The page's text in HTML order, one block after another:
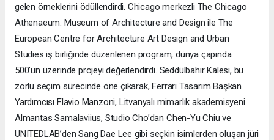
gelen örneklerini ödüllendirdi. Chicago merkezli The Chicago
Athenaeum: Museum of Architecture and Design ile The
European Centre for Architecture Art Design and Urban
Studies iş birliğinde düzenlenen program, dünya çapında
500’ün üzerinde projeyi değerlendirdi. Seddülbahir Kalesi, bu
zorlu seçim sürecinde öne çıkarak, Ferrari Tasarım Başkan
Yardımcısı Flavio Manzoni, Litvanyalı mimarlık akademisyeni
Almantas Samalaviius, Studio Cho’dan Chen-Yu Chiu ve
UNITEDLAB’den Sang Dae Lee gibi seçkin isimlerden oluşan jüri